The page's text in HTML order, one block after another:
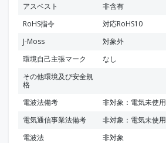
アスベスト
非含有
RoHS指令
対応RoHS10
J-Moss
対象外
環境自己主張マーク
なし
その他環境及び安全規
格
電波法備考
非対象：電気未使用
電気通信事業法備考
非対象：電気未使用
電波法
非対象